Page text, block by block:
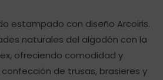
estampado con diseño Arcoiris.
naturales del algodón con la
ofreciendo comodidad y
de trusas, brasieres y